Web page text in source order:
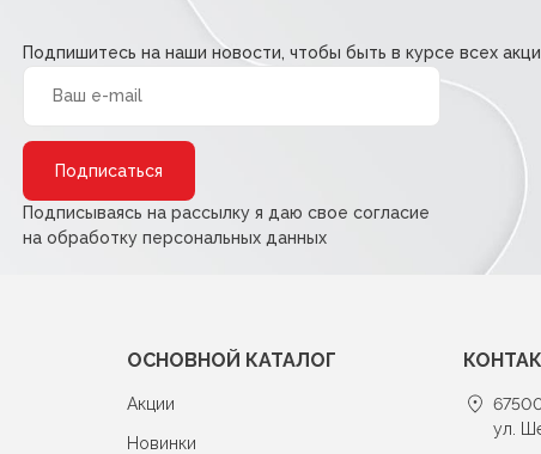
Подпишитесь на наши новости, чтобы быть в курсе всех
Подписываясь на рассылку я даю свое согласие
на обработку персональных данных
ОСНОВНОЙ КАТАЛОГ
Акции
Новинки
ул.